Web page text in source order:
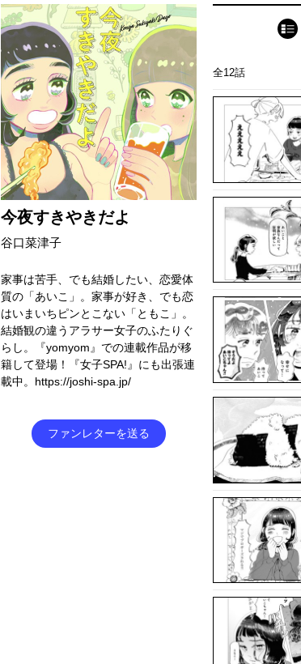
今夜すきやきだよ
谷口菜津子
家事は苦手、でも結婚したい、恋愛体
質の「あいこ」。家事が好き、でも恋
はいまいちピンとこない「ともこ」。
結婚観の違うアラサー女子のふたりぐ
らし。『yomyom』での連載作品が移
籍して登場！『女子SPA!』にも出張連
載中。https://joshi-spa.jp/
ファンレターを送る
全12話